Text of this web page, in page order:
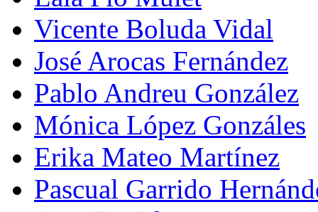
Vicente Boluda Vidal
José Arocas Fernández
Pablo Andreu González
Mónica López Gonzáles
Erika Mateo Martínez
Pascual Garrido